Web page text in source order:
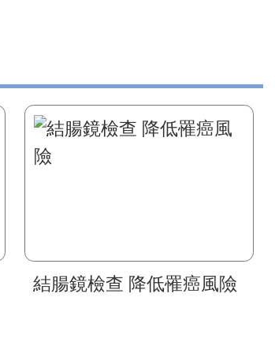
結腸鏡檢查 降低罹癌風險